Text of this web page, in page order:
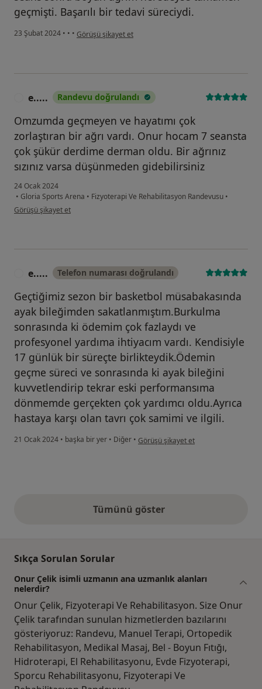
geçmişti. Başarılı bir tedavi süreciydi.
23 Şubat 2024 • • • kullanıcının görüşüne göre b...
Görüşü şikayet et
e..... Randevu doğrulandı
Omzumda geçmeyen ve hayatımı çok
zorlaştıran bir ağrı vardı. Onur hocam 7 seansta
çok şükür derdime derman oldu. Bir ağrınız
sızınız varsa düşünmeden gidebilirsiniz
24 Ocak 2024
• Gloria Sports Arena • Fizyoterapi Ve Rehabilitasyon Randevusu •
kullanıcının görüşüne göre e.....
Görüşü şikayet et
e..... Telefon numarası doğrulandı
Geçtiğimiz sezon bir basketbol müsabakasında
ayak bileğimden sakatlanmıştım.Burkulma
sonrasında ki ödemim çok fazlaydı ve
profesyonel yardıma ihtiyacım vardı. Kendisiyle
17 günlük bir süreçte birlikteydik.Ödemin
geçme süreci ve sonrasında ki ayak bileğini
kuvvetlendirip tekrar eski performansıma
dönmemde gerçekten çok yardımcı oldu.Ayrıca
hastaya karşı olan tavrı çok samimi ve ilgili.
21 Ocak 2024 • başka bir yer • Diğer • kullanıcının görüşüne göre e.....
Görüşü şikayet et
Tümünü gösteryukarıdaki görüşler
Sıkça Sorulan Sorular
Onur Çelik isimli uzmanın ana uzmanlık alanları
nelerdir?
Onur Çelik, Fizyoterapi Ve Rehabilitasyon. Size Onur
Çelik tarafından sunulan hizmetlerden bazılarını
gösteriyoruz: Randevu, Manuel Terapi, Ortopedik
Rehabilitasyon, Medikal Masaj, Bel - Boyun Fıtığı,
Hidroterapi, El Rehabilitasyonu, Evde Fizyoterapi,
Sporcu Rehabilitasyonu, Fizyoterapi Ve